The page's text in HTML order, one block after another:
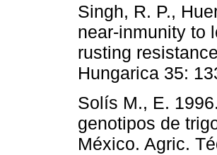
Singh, R. P.,
near-inmunity to
rusting
Hungarica 35:
Solís M., E.
genotipos de
México. Agric.